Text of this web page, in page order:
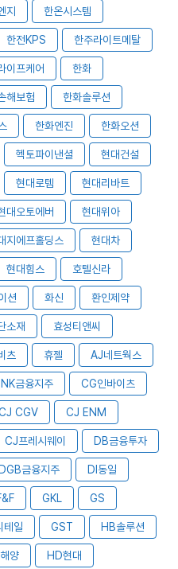
지 한온시스템
한전KPS 한주라이트메탈
이프케어 한화
해보험 한화솔루션
한화엔진 한화오션
헥토파이낸셜 현대건설
현대로템 현대리바트
대오토에버 현대위아
지에프홀딩스 현대차
현대힘스 호텔신라
션 화신 환인제약
소재 효성티앤씨
츠 휴젤 AJ네트웍스
금융지주 CG인바이츠
CGV CJ ENM
CJ프레시웨이 DB금융투자
DGB금융지주 DI동일
GKL GS
테일 GST HB솔루션
양 HD현대